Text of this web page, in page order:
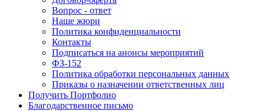
Вопрос - ответ
Наше жюри
Политика конфиденциальности
Контакты
Подписаться на анонсы мероприятий
ФЗ-152
Политика обработки персональных данных
Приказы о назначении ответственных лиц
Получить Портфолио
Благодарственное письмо